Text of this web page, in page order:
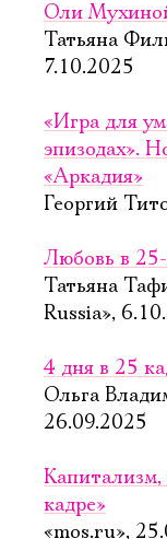
Оли
Татьяна
7.10.2025
«Игра для
эпизодах».
«Аркадия»
Георгий
Любовь в
Татьяна
Russia»,
4 дня в 25
Ольга
26.09.2025
кадре»
«mos.ru»,